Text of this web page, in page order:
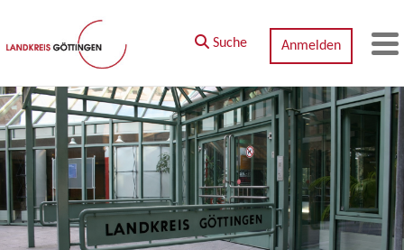
Zum Hauptinhalt springen
Suche Anmelden